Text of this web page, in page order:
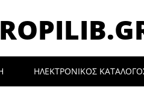
menu
ΗΛΕΚΤΡΟΝΙΚΟΣ